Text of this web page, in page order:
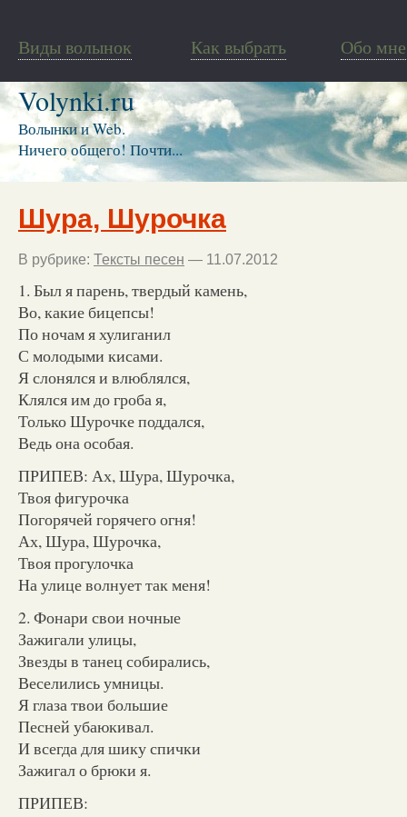
Виды волынок Как выбрать Обо мне
Volynki.ru
Волынки и Web.
Ничего общего! Почти...
Шура, Шурочка
В рубрике: Тексты песен — 11.07.2012
1. Был я парень, твердый камень,
Во, какие бицепсы!
По ночам я хулиганил
С молодыми кисами.
Я слонялся и влюблялся,
Клялся им до гроба я,
Только Шурочке поддался,
Ведь она особая.
ПРИПЕВ: Ах, Шура, Шурочка,
Твоя фигурочка
Погорячей горячего огня!
Ах, Шура, Шурочка,
Твоя прогулочка
На улице волнует так меня!
2. Фонари свои ночные
Зажигали улицы,
Звезды в танец собирались,
Веселились умницы.
Я глаза твои большие
Песней убаюкивал.
И всегда для шику спички
Зажигал о брюки я.
ПРИПЕВ: